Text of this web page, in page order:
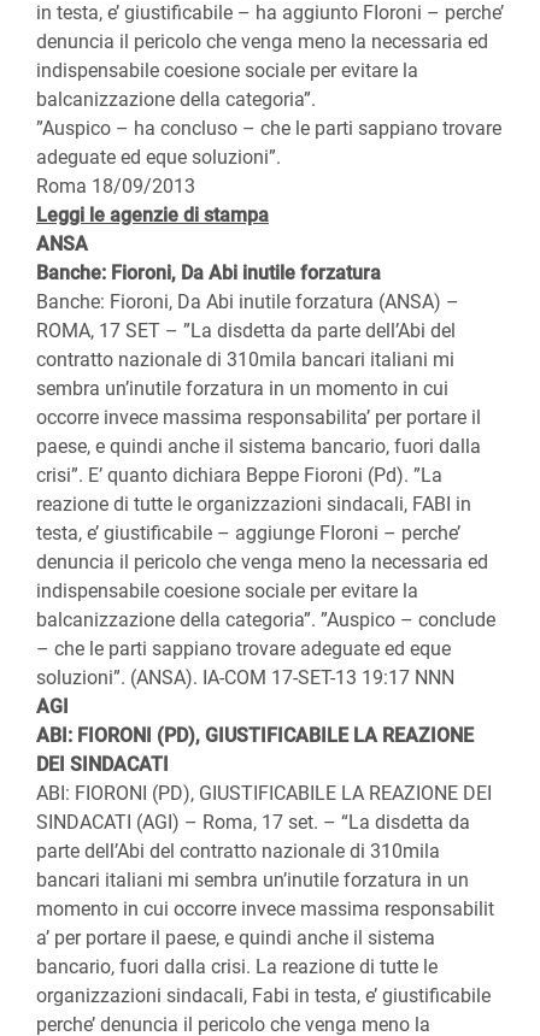
in testa, e’ giustificabile – ha aggiunto FIoroni – perche’
denuncia il pericolo che venga meno la necessaria ed
indispensabile coesione sociale per evitare la
balcanizzazione della categoria”.
”Auspico – ha concluso – che le parti sappiano trovare
adeguate ed eque soluzioni”.
Roma 18/09/2013
Leggi le agenzie di stampa
ANSA
Banche: Fioroni, Da Abi inutile forzatura
Banche: Fioroni, Da Abi inutile forzatura (ANSA) –
ROMA, 17 SET – ”La disdetta da parte dell’Abi del
contratto nazionale di 310mila bancari italiani mi
sembra un’inutile forzatura in un momento in cui
occorre invece massima responsabilita’ per portare il
paese, e quindi anche il sistema bancario, fuori dalla
crisi”. E’ quanto dichiara Beppe Fioroni (Pd). ”La
reazione di tutte le organizzazioni sindacali, FABI in
testa, e’ giustificabile – aggiunge FIoroni – perche’
denuncia il pericolo che venga meno la necessaria ed
indispensabile coesione sociale per evitare la
balcanizzazione della categoria”. ”Auspico – conclude
– che le parti sappiano trovare adeguate ed eque
soluzioni”. (ANSA). IA-COM 17-SET-13 19:17 NNN
AGI
ABI: FIORONI (PD), GIUSTIFICABILE LA REAZIONE
DEI SINDACATI
ABI: FIORONI (PD), GIUSTIFICABILE LA REAZIONE DEI
SINDACATI (AGI) – Roma, 17 set. – “La disdetta da
parte dell’Abi del contratto nazionale di 310mila
bancari italiani mi sembra un’inutile forzatura in un
momento in cui occorre invece massima responsabilit
a’ per portare il paese, e quindi anche il sistema
bancario, fuori dalla crisi. La reazione di tutte le
organizzazioni sindacali, Fabi in testa, e’ giustificabile
perche’ denuncia il pericolo che venga meno la